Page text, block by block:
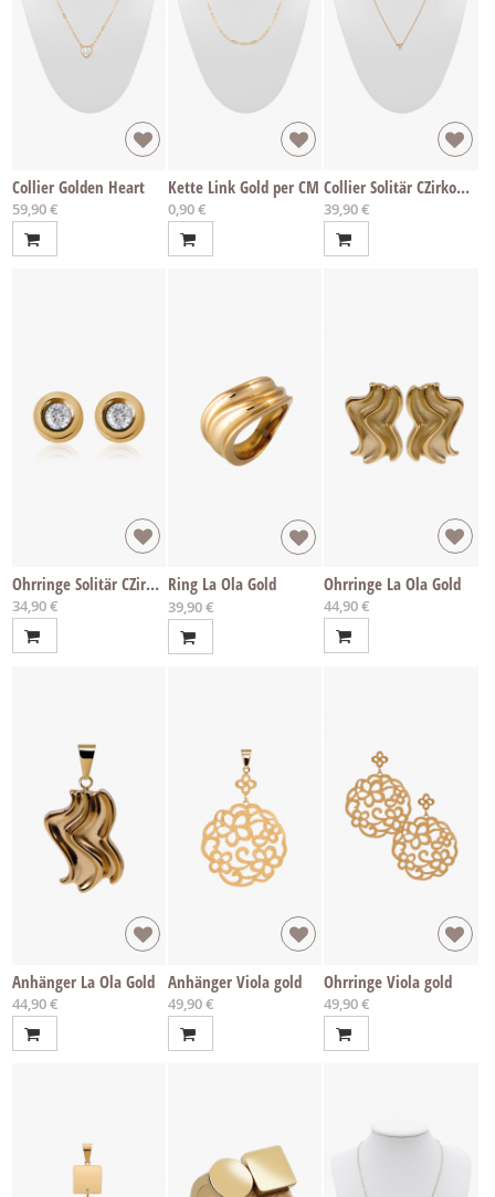
Collier Golden Heart
59,90 €
Kette Link Gold per CM
0,90 €
Collier Solitär CZirkon Gold weiss
39,90 €
Ohrringe Solitär CZirkon Gold Weiss
34,90 €
Ring La Ola Gold
Ab
39,90 €
Ohrringe La Ola Gold
44,90 €
Anhänger La Ola Gold
44,90 €
Anhänger Viola gold
49,90 €
Ohrringe Viola gold
49,90 €